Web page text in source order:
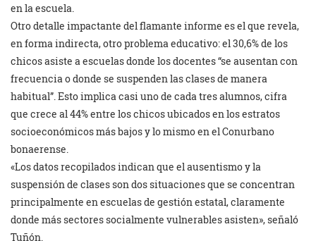
en la escuela.
Otro detalle impactante del flamante informe es el que revela,
en forma indirecta, otro problema educativo: el 30,6% de los
chicos asiste a escuelas donde los docentes “se ausentan con
frecuencia o donde se suspenden las clases de manera
habitual”. Esto implica casi uno de cada tres alumnos, cifra
que crece al 44% entre los chicos ubicados en los estratos
socioeconómicos más bajos y lo mismo en el Conurbano
bonaerense.
«Los datos recopilados indican que el ausentismo y la
suspensión de clases son dos situaciones que se concentran
principalmente en escuelas de gestión estatal, claramente
donde más sectores socialmente vulnerables asisten», señaló
Tuñón.